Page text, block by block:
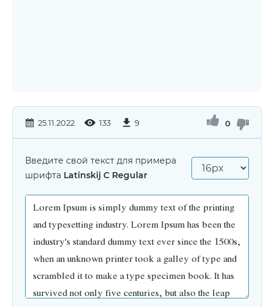
25.11.2022 133 9 0
Введите свой текст для примера
шрифта Latinskij C Regular